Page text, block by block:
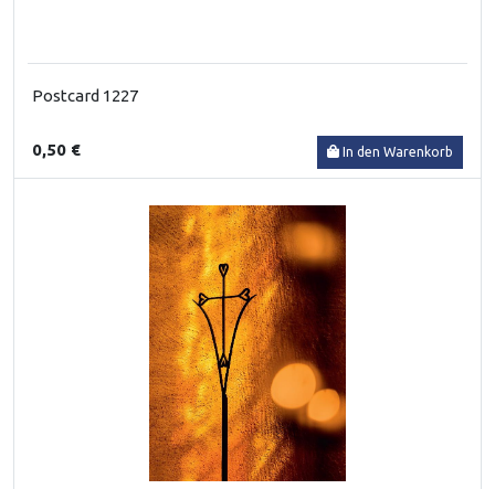
Postcard 1227
0,50 € In den Warenkorb